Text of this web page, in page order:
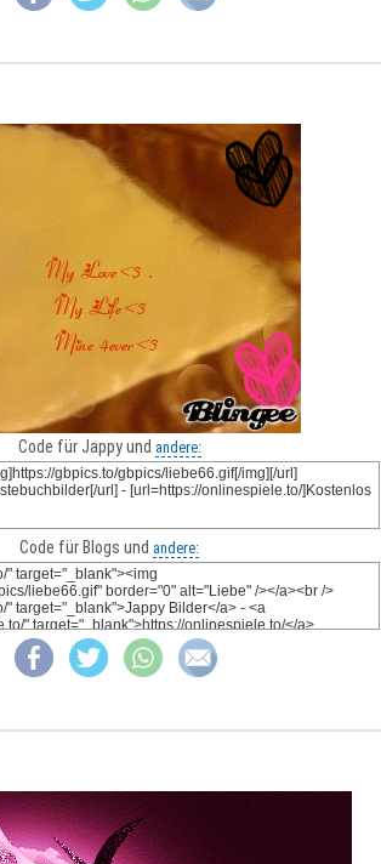
Code für Jappy und andere:
Code für Blogs und andere: